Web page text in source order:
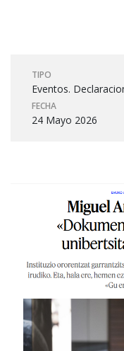
TIPO
Eventos.
FECHA
24 Mayo 2026